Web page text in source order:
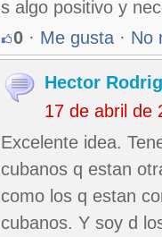
s algo positivo y
0 · Me gusta · No
Hector
17 de abril de
Excelente idea.
cubanos q estan
como los q estan
cubanos. Y soy d